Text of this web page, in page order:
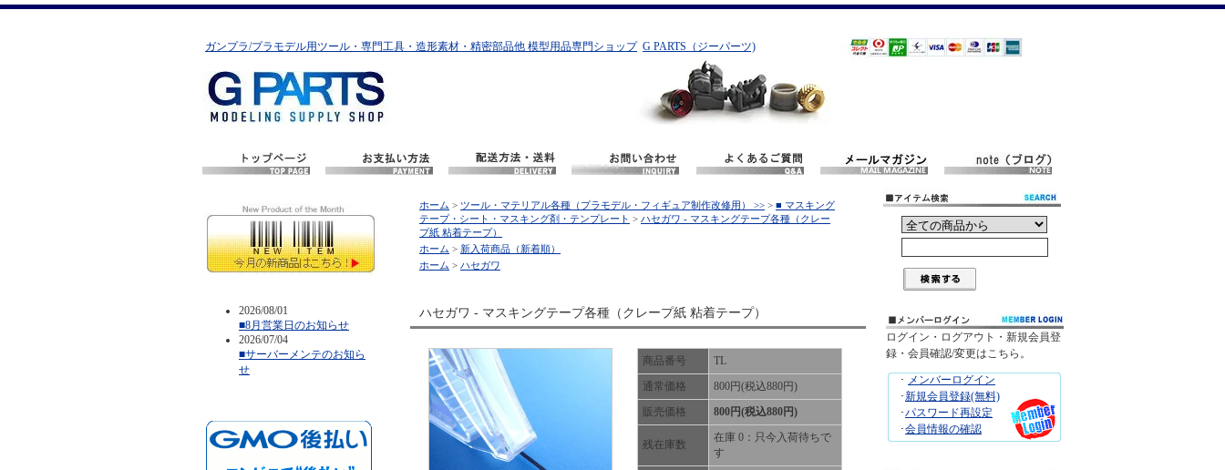
ガンプラ/プラモデル用ツール・専門工具・造形素材・精密部品他 模型用品専門ショップ G PARTS（ジーパーツ)
2026/08/01
■8月営業日のお知らせ
2026/07/04
■サーバーメンテのお知ら
せ
ホーム > ツール・マテリアル各種（プラモデル・フィギュア制作改修用） >> > ■ マスキング
テープ・シート・マスキング剤・テンプレート > ハセガワ - マスキングテープ各種（クレー
プ紙 粘着テープ）
ホーム > 新入荷商品（新着順）
ホーム > ハセガワ
ハセガワ - マスキングテープ各種（クレープ紙 粘着テープ）
商品番号
TL
通常価格
800円(税込880円)
販売価格
800円(税込880円)
残在庫数
在庫 0：只今入荷待ちで
す
ログイン・ログアウト・新規会員登
録・会員確認/変更はこちら。
･ メンバーログイン
･新規会員登録(無料)
･パスワード再設定
･会員情報の確認